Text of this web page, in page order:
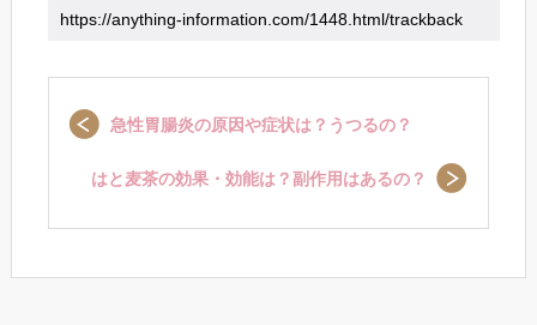
急性胃腸炎の原因や症状は？うつるの？
はと麦茶の効果・効能は？副作用はあるの？